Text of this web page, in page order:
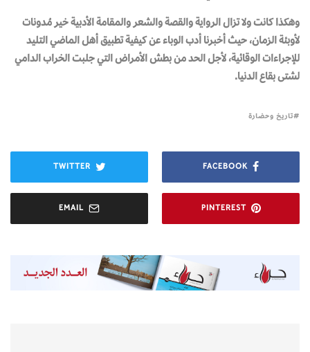
وهكذا كانت ولا تزال الرواية والقصة والشعر والمقامة الأدبية خير مُدونات
لأوبئة الزمان، حيث أخبرنا أدب الوباء عن كيفية تطبيق أهل الماضي التليد
للإجراءات الوقائية، لأجل الحد من بطش الأمراض التي جلبت الخراب الدامي
لشتى بقاع الدنيا.
تاريخ وحضارة
FACEBOOK
TWITTER
PINTEREST
EMAIL